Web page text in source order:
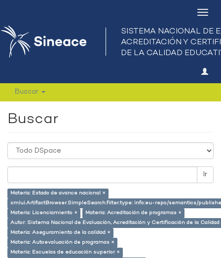
Buscar
Buscar
Ir
Materia: Estado de avance nacional ×
xmlui.ArtifactBrowser.SimpleSearch.filter.type: info:eu-repo/semantics/
Materia: Licenciamiento ×
Materia: Acreditación de programas ×
Autor: Sistema Nacional de Evaluación, Acreditación y Certificación de la
Materia: Aseguramiento de la calidad ×
Materia: Autoevaluación de programas ×
Materia: Escuelas de educación superior ×